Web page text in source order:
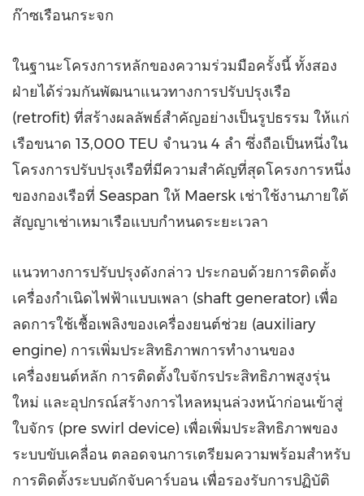
ก๊าซเรือนกระจก
ในฐานะโครงการหลักของความร่วมมือครั้งนี้ ทั้งสอง
ฝ่ายได้ร่วมกันพัฒนาแนวทางการปรับปรุงเรือ
(retrofit) ที่สร้างผลลัพธ์สำคัญอย่างเป็นรูปธรรม ให้แก่
เรือขนาด 13,000 TEU จำนวน 4 ลำ ซึ่งถือเป็นหนึ่งใน
โครงการปรับปรุงเรือที่มีความสำคัญที่สุดโครงการหนึ่ง
ของกองเรือที่ Seaspan ให้ Maersk เช่าใช้งานภายใต้
สัญญาเช่าเหมาเรือแบบกำหนดระยะเวลา
แนวทางการปรับปรุงดังกล่าว ประกอบด้วยการติดตั้ง
เครื่องกำเนิดไฟฟ้าแบบเพลา (shaft generator) เพื่อ
ลดการใช้เชื้อเพลิงของเครื่องยนต์ช่วย (auxiliary
engine) การเพิ่มประสิทธิภาพการทำงานของ
เครื่องยนต์หลัก การติดตั้งใบจักรประสิทธิภาพสูงรุ่น
ใหม่ และอุปกรณ์สร้างการไหลหมุนล่วงหน้าก่อนเข้าสู่
ใบจักร (pre swirl device) เพื่อเพิ่มประสิทธิภาพของ
ระบบขับเคลื่อน ตลอดจนการเตรียมความพร้อมสำหรับ
การติดตั้งระบบดักจับคาร์บอน เพื่อรองรับการปฏิบัติ